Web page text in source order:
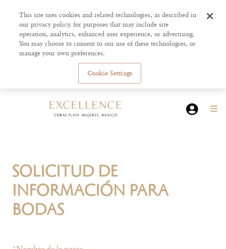
SOLICITUD DE
INFORMACIÓN PARA
BODAS
This site uses cookies and related technologies, as described in
our privacy policy, for purposes that may include site
operation, analytics, enhanced user experience, or advertising.
You may choose to consent to our use of these technologies, or
manage your own preferences.
Cookie Settings